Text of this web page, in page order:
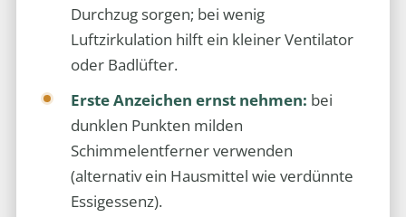
Durchzug sorgen; bei wenig
Luftzirkulation hilft ein kleiner Ventilator
oder Badlüfter.
Erste Anzeichen ernst nehmen: bei
dunklen Punkten milden
Schimmelentferner verwenden
(alternativ ein Hausmittel wie verdünnte
Essigessenz).